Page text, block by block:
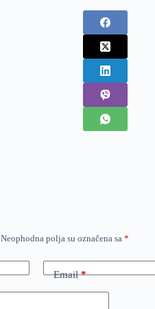
Neophodna polja su označena sa *
Email*